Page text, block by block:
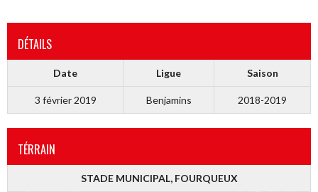
DÉTAILS
Date Ligue Saison
3 février 2019 Benjamins 2018-2019
TÉRRAIN
STADE MUNICIPAL, FOURQUEUX